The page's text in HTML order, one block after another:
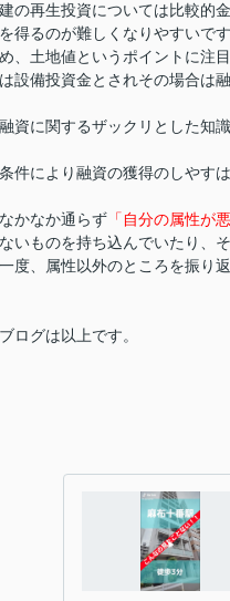
の再生投資については比較的
得るのが難しくなりやすいです
、土地値というポイントに注
設備投資金とされその場合は
資に関するザックリとした知
件により融資の獲得のしやす
かなか通らず 「自分の属性が
いものを持ち込んでいたり、
度、属性以外のところを振り
ログは以上です。